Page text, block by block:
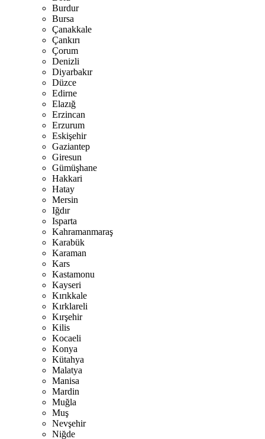
Burdur
Bursa
Çanakkale
Çankırı
Çorum
Denizli
Diyarbakır
Düzce
Edirne
Elazığ
Erzincan
Erzurum
Eskişehir
Gaziantep
Giresun
Gümüşhane
Hakkari
Hatay
Mersin
Iğdır
Isparta
Kahramanmaraş
Karabük
Karaman
Kars
Kastamonu
Kayseri
Kırıkkale
Kırklareli
Kırşehir
Kilis
Kocaeli
Konya
Kütahya
Malatya
Manisa
Mardin
Muğla
Muş
Nevşehir
Niğde